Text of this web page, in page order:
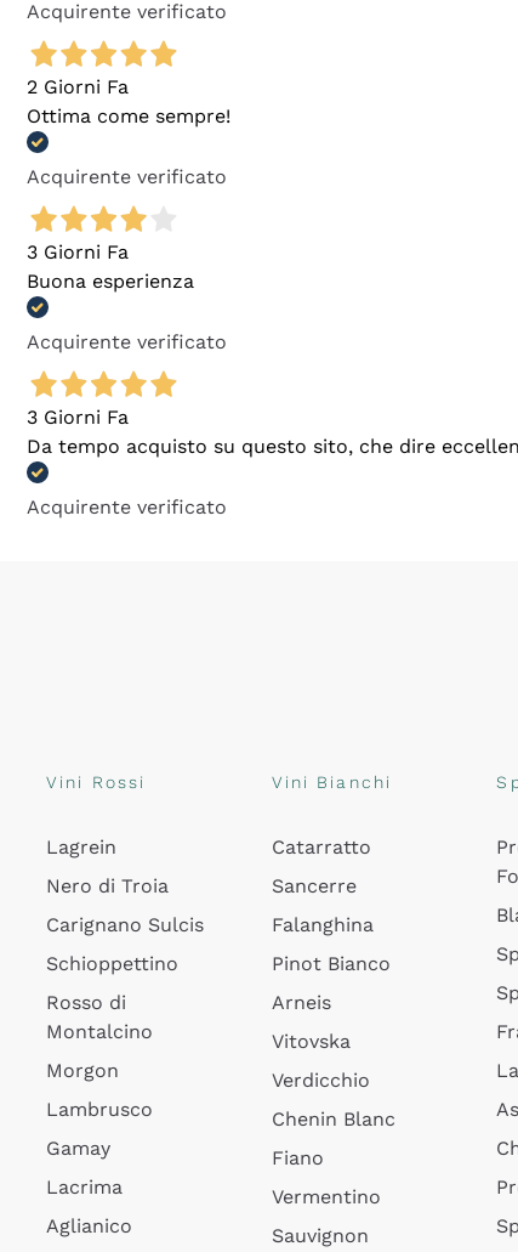
Acquirente verificato
2 Giorni Fa
Ottima come sempre!
Acquirente verificato
3 Giorni Fa
Buona esperienza
Acquirente verificato
3 Giorni Fa
Da tempo acquisto su questo sito, che dire
Acquirente verificato
Vini Rossi
Lagrein
Nero di Troia
Carignano Sulcis
Schioppettino
Rosso di
Montalcino
Morgon
Lambrusco
Gamay
Lacrima
Aglianico
Vini Bianchi
Catarratto
Sancerre
Falanghina
Pinot Bianco
Arneis
Vitovska
Verdicchio
Chenin Blanc
Fiano
Vermentino
Sauvignon